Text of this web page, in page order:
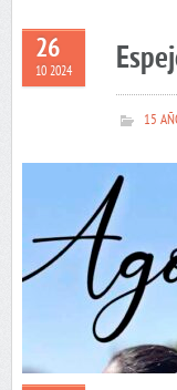
26
10 2024
15